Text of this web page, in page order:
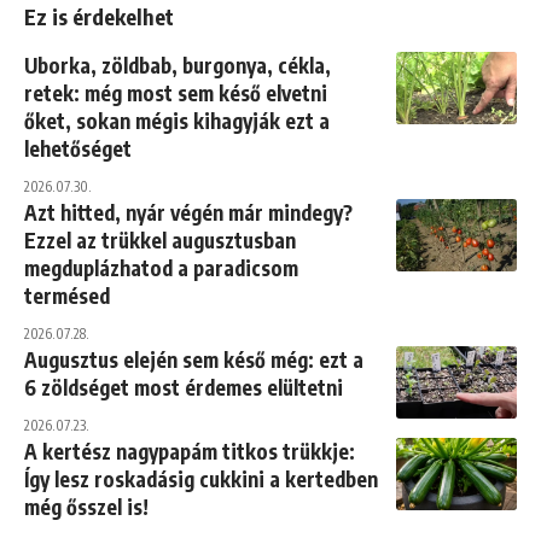
Ez is érdekelhet
Uborka, zöldbab, burgonya, cékla,
retek: még most sem késő elvetni
őket, sokan mégis kihagyják ezt a
lehetőséget
2026.07.30.
Azt hitted, nyár végén már mindegy?
Ezzel az trükkel augusztusban
megduplázhatod a paradicsom
termésed
2026.07.28.
Augusztus elején sem késő még: ezt a
6 zöldséget most érdemes elültetni
2026.07.23.
A kertész nagypapám titkos trükkje:
Így lesz roskadásig cukkini a kertedben
még ősszel is!